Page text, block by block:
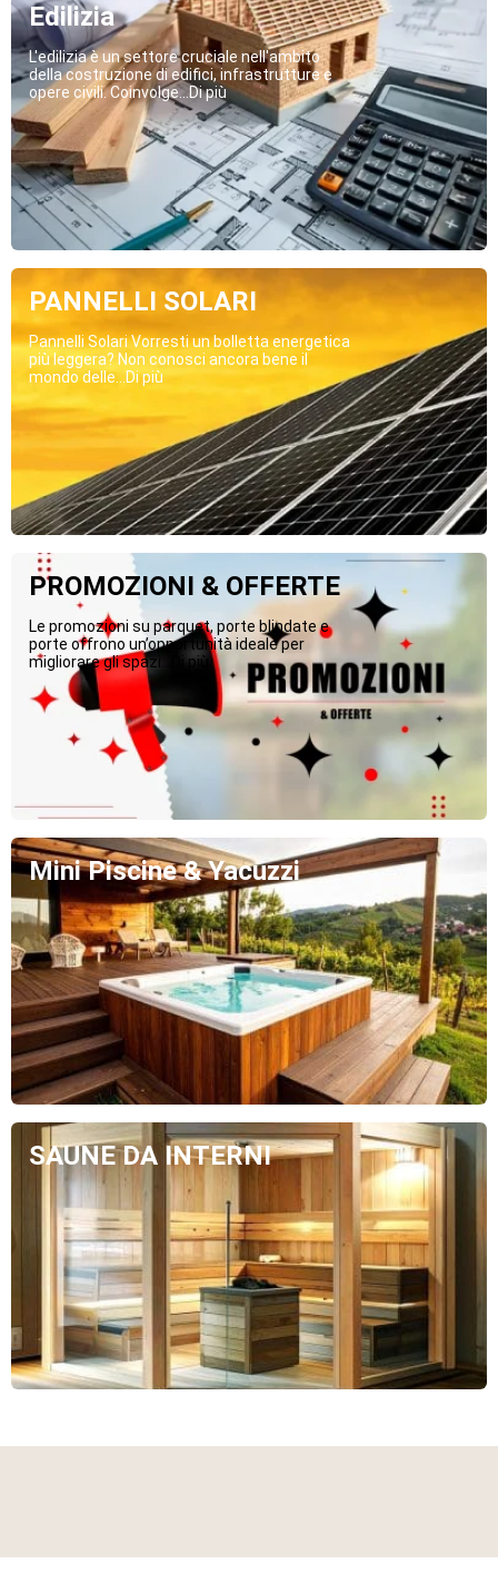
Edilizia
L'edilizia è un settore cruciale nell'ambito
della costruzione di edifici, infrastrutture e
opere civili. Coinvolge...Di più
PANNELLI SOLARI
Pannelli Solari Vorresti un bolletta energetica
più leggera? Non conosci ancora bene il
mondo delle...Di più
PROMOZIONI & OFFERTE
Le promozioni su parquet, porte blindate e
porte offrono un’opportunità ideale per
migliorare gli spazi...Di più
Mini Piscine & Yacuzzi
SAUNE DA INTERNI